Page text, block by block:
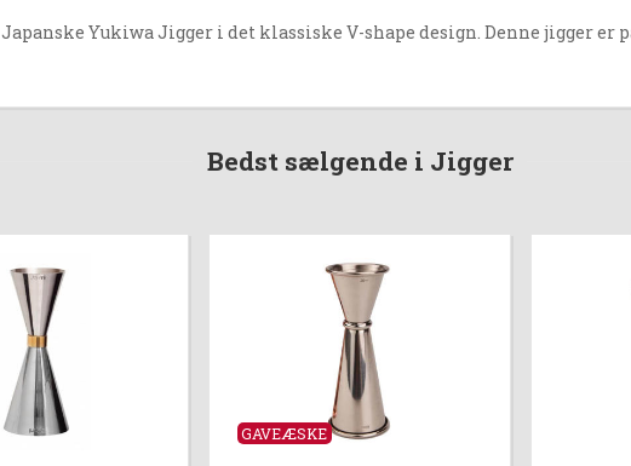
Japanske Yukiwa Jigger i det klassiske V-shape design. Denne jigger er på
Bedst sælgende i Jigger
GAVEÆSKE